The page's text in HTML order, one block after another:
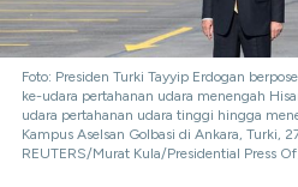
Foto: Presiden Turki Tayyip Erdogan
ke-udara pertahanan udara menengah
udara pertahanan udara tinggi hingga
Kampus Aselsan Golbasi di Ankara, Turki,
REUTERS/Murat Kula/Presidential Press